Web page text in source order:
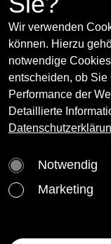
Wir verwenden
können. Hierzu
notwendige
entscheiden, ob
Performance der
Detaillierte
Notwendig
Marketing
9.5. - 13.6.2009
Mario
www.galerie-
Curator(s):
Curator, art
of renowned
co-founder
subsequently
Artist(s):